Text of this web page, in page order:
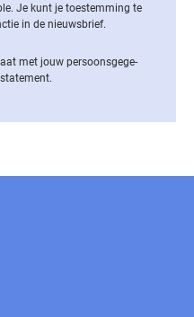
Je kunt je toestemming te
in de nieuwsbrief.
met jouw per­soons­ge­ge­